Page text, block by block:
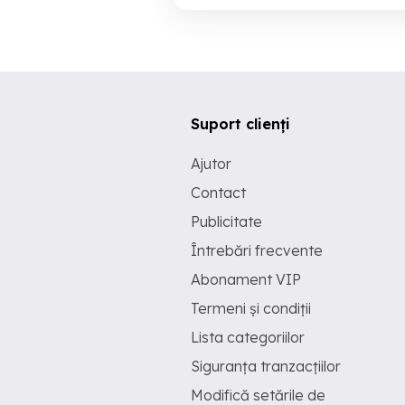
Suport clienți
Ajutor
Contact
Publicitate
Întrebări frecvente
Abonament VIP
Termeni și condiții
Lista categoriilor
Siguranța tranzacțiilor
Modifică setările de